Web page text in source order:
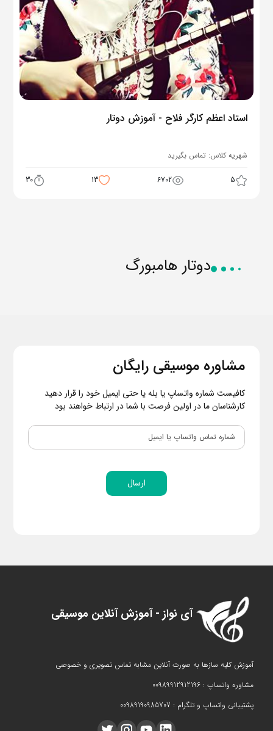
استاد اعظم کارگر فلاح - آموزش دوتار
شهریه کلاس: تماس بگیرید
5
6702
13
30
دوتار هامبورگ
مشاوره موسیقی رایگان
کافیست شماره واتساپ یا بله یا حتی ایمیل خود را قرار دهید
کارشناسان ما در اولین فرصت با شما در ارتباط خواهند بود
ارسال
آی نواز - آموزش آنلاین موسیقی
آموزش کلیه سازها به صورت آنلاین مشابه تماس تصویری و خصوصی
مشاوره واتساپ : 00989912912196
پشتیبانی واتساپ و تلگرام : 00989190985707